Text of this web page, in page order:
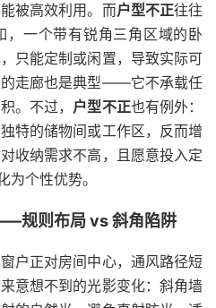
被高效利用。而户型不正往往
，一个带有锐角三角区域的卧
只能定制或闲置，导致实际可
的走廊也是典型——它不承载任
。不过， 户型不正也有例外：
特的储物间或工作区，反而增
收纳需求不高，且愿意投入定
为个性优势。
规则布局 vs 斜角陷阱
户正对房间中心，通风路径短
意想不到的光影变化：斜角墙